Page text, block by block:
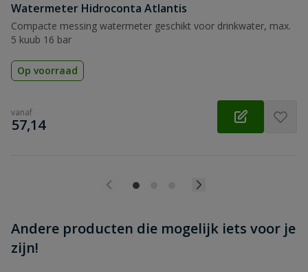
Beoordeling versturen
Watermeter Hidroconta Atlantis
Compacte messing watermeter geschikt voor drinkwater, max.
5 kuub 16 bar
Op voorraad
vanaf
€
57,14
Andere producten die mogelijk iets voor je
zijn!